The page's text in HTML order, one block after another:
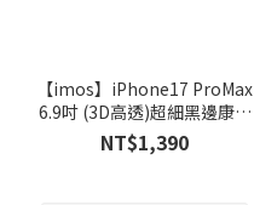
【imos】iPhone17 ProMax
6.9吋 (3D高透)超細黑邊康寧
玻璃貼 (AGbc)
NT$1,390